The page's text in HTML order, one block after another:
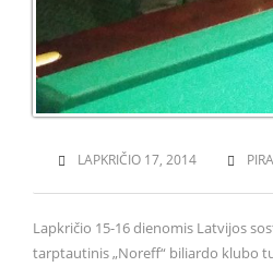
LAPKRIČIO 17, 2014
Lapkričio 15-16 dienomis Latvijos
tarptautinis „Noreff“ biliardo klubo